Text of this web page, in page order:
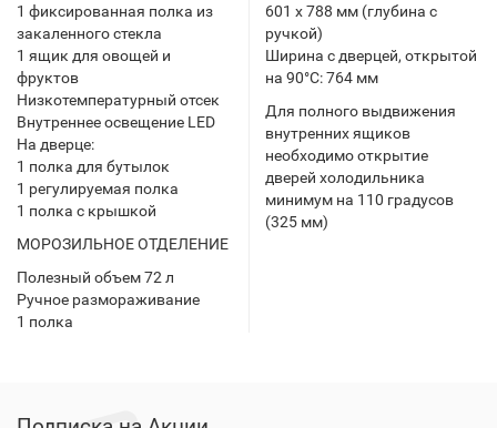
1 фиксированная полка из
закаленного стекла
1 ящик для овощей и
фруктов
Низкотемпературный отсек
Внутреннее освещение LED
На дверце:
1 полка для бутылок
1 регулируемая полка
1 полка с крышкой
МОРОЗИЛЬНОЕ ОТДЕЛЕНИЕ
Полезный объем 72 л
Ручное размораживание
1 полка
601 х 788 мм (глубина с
ручкой)
Ширина с дверцей, открытой
на 90°С: 764 мм
Для полного выдвижения
внутренних ящиков
необходимо открытие
дверей холодильника
минимум на 110 градусов
(325 мм)